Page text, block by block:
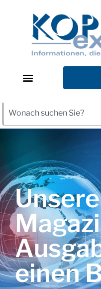
Unsere
einen